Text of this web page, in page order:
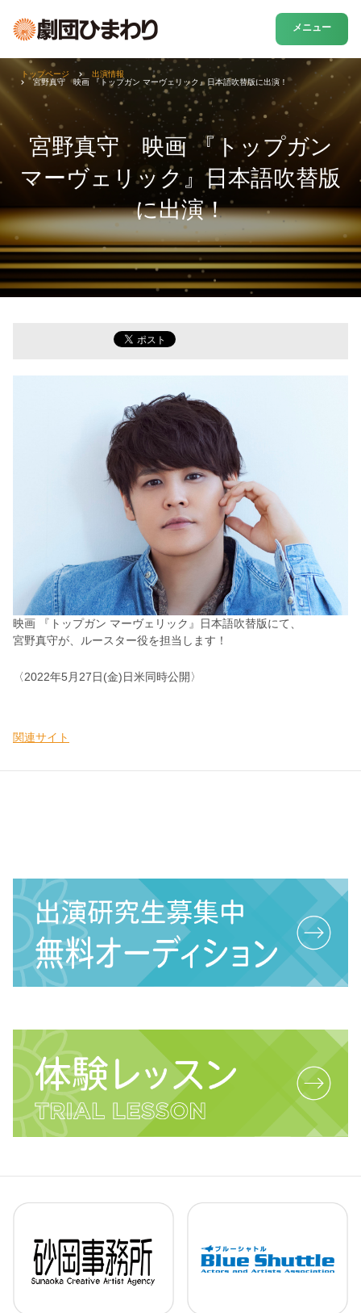
メニュー
宮野真守 映画 『トップガン
マーヴェリック』日本語吹替版
に出演！
トップページ
出演情報
宮野真守 映画 『トップガン マーヴェリック』日本語吹替版に出演！
映画 『トップガン マーヴェリック』日本語吹替版にて、
宮野真守が、ルースター役を担当します！
〈2022年5月27日(金)日米同時公開〉
関連サイト